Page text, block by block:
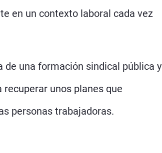
en un contexto laboral cada vez
de una formación sindical pública y
unos planes que
personas trabajadoras.